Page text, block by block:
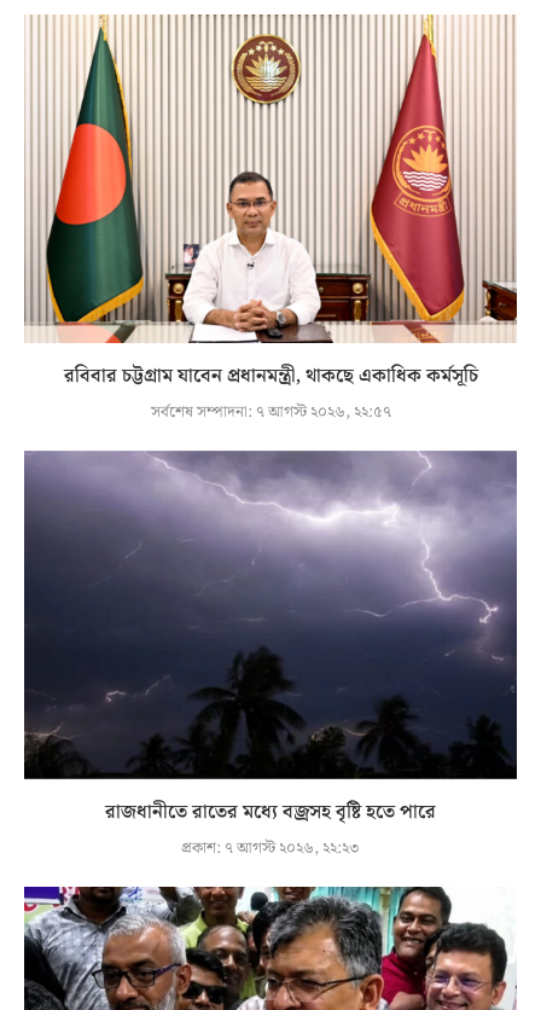
রবিবার চট্টগ্রাম যাবেন প্রধানমন্ত্রী, থাকছে একাধিক কর্মসূচি
সর্বশেষ সম্পাদনা: ৭ আগস্ট ২০২৬, ২২:৫৭
রাজধানীতে রাতের মধ্যে বজ্রসহ বৃষ্টি হতে পারে
প্রকাশ: ৭ আগস্ট ২০২৬, ২২:২৩